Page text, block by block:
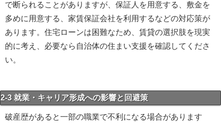
で断られることがありますが、保証人を用意する、敷金を
多めに用意する、家賃保証会社を利用するなどの対応策が
あります。住宅ローンは困難なため、賃貸の選択肢を現実
的に考え、必要なら自治体の住まい支援を確認してくださ
い。
2-3 就業・キャリア形成への影響と回避策
破産歴があると一部の職業で不利になる場合があります